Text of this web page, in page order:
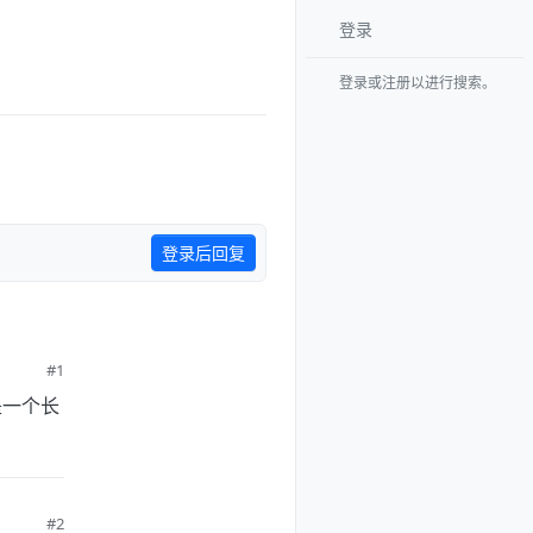
登录后回复
#1
个长
#2
登录
登录或注册以进行搜索。